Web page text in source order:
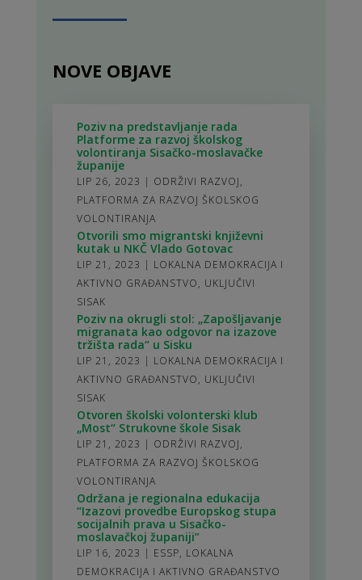
NOVE OBJAVE
Poziv na predstavljanje rada
Platforme za razvoj školskog
volontiranja Sisačko-moslavačke
županije
LIP 26, 2023 | ODRŽIVI RAZVOJ,
PLATFORMA ZA RAZVOJ ŠKOLSKOG
VOLONTIRANJA
Otvorili smo migrantski književni
kutak u NKČ Vlado Gotovac
LIP 21, 2023 | LOKALNA DEMOKRACIJA I
AKTIVNO GRAĐANSTVO, UKLJUČIVI
SISAK
Poziv na okrugli stol: „Zapošljavanje
migranata kao odgovor na izazove
tržišta rada“ u Sisku
LIP 21, 2023 | LOKALNA DEMOKRACIJA I
AKTIVNO GRAĐANSTVO, UKLJUČIVI
SISAK
Otvoren školski volonterski klub
„Most“ Strukovne škole Sisak
LIP 21, 2023 | ODRŽIVI RAZVOJ,
PLATFORMA ZA RAZVOJ ŠKOLSKOG
VOLONTIRANJA
Održana je regionalna edukacija
“Izazovi provedbe Europskog stupa
socijalnih prava u Sisačko-
moslavačkoj županiji”
LIP 16, 2023 | ESSP, LOKALNA
DEMOKRACIJA I AKTIVNO GRAĐANSTVO